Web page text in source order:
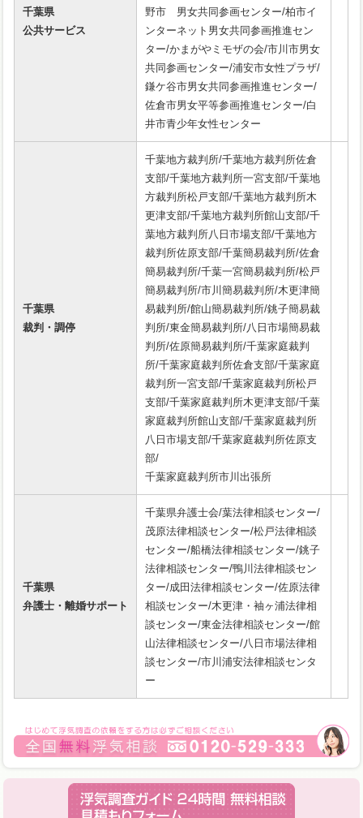
千葉県
公共サービス
野市 男女共同参画センター/柏市イ
ンターネット男女共同参画推進セン
ター/かまがやミモザの会/市川市男女
共同参画センター/浦安市女性プラザ/
鎌ケ谷市男女共同参画推進センター/
佐倉市男女平等参画推進センター/白
井市青少年女性センター
千葉県
裁判・調停
千葉地方裁判所/千葉地方裁判所佐倉
支部/千葉地方裁判所一宮支部/千葉地
方裁判所松戸支部/千葉地方裁判所木
更津支部/千葉地方裁判所館山支部/千
葉地方裁判所八日市場支部/千葉地方
裁判所佐原支部/千葉簡易裁判所/佐倉
簡易裁判所/千葉一宮簡易裁判所/松戸
簡易裁判所/市川簡易裁判所/木更津簡
易裁判所/館山簡易裁判所/銚子簡易裁
判所/東金簡易裁判所/八日市場簡易裁
判所/佐原簡易裁判所/千葉家庭裁判
所/千葉家庭裁判所佐倉支部/千葉家庭
裁判所一宮支部/千葉家庭裁判所松戸
支部/千葉家庭裁判所木更津支部/千葉
家庭裁判所館山支部/千葉家庭裁判所
八日市場支部/千葉家庭裁判所佐原支
部/
千葉家庭裁判所市川出張所
千葉県
弁護士・離婚サポート
千葉県弁護士会/葉法律相談センター/
茂原法律相談センター/松戸法律相談
センター/船橋法律相談センター/銚子
法律相談センター/鴨川法律相談セン
ター/成田法律相談センター/佐原法律
相談センター/木更津・袖ヶ浦法律相
談センター/東金法律相談センター/館
山法律相談センター/八日市場法律相
談センター/市川浦安法律相談センタ
ー